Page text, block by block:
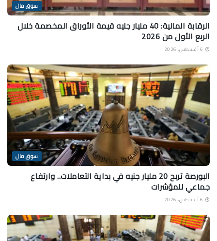
سوق مال
الرقابة المالية: 40 مليار جنيه قيمة الأوراق المخصمة خلال
الربع الأول من 2026
سوق مال
البورصة تربح 20 مليار جنيه في بداية التعاملات.. وارتفاع
جماعي للمؤشرات